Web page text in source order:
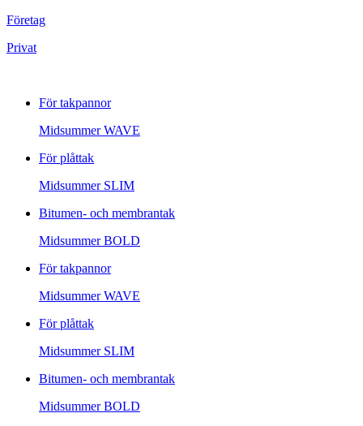
Företag
Privat
För takpannor
MidsummerWAVE
För plåttak
Midsummer SLIM
Bitumen- och membrantak
MidsummerBOLD
För takpannor
MidsummerWAVE
För plåttak
Midsummer SLIM
Bitumen- och membrantak
MidsummerBOLD